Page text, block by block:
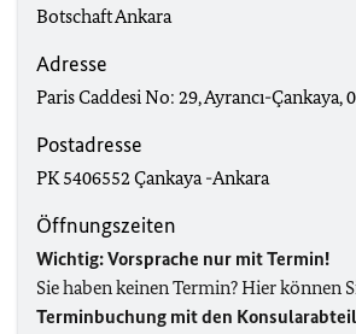
Botschaft Ankara
Adresse
Paris Caddesi No: 29, Ayrancı-Çankaya,
Postadresse
PK 5406552 Çankaya -Ankara
Öffnungszeiten
Wichtig: Vorsprache nur mit Termin!
Sie haben keinen Termin? Hier können
Terminbuchung mit den